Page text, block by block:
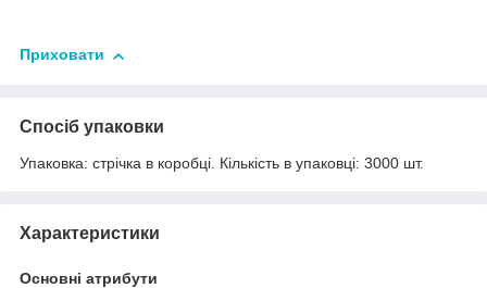
Приховати
Спосіб упаковки
Упаковка: стрічка в коробці. Кількість в упаковці: 3000 шт.
Характеристики
Основні атрибути